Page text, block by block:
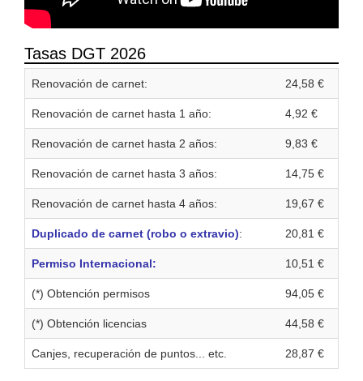
Tasas DGT 2026
Renovación de carnet: 24,58 €
Renovación de carnet hasta 1 año: 4,92 €
Renovación de carnet hasta 2 años: 9,83 €
Renovación de carnet hasta 3 años: 14,75 €
Renovación de carnet hasta 4 años: 19,67 €
Duplicado de carnet (robo o extravio): 20,81 €
Permiso Internacional: 10,51 €
(*) Obtención permisos 94,05 €
(*) Obtención licencias 44,58 €
Canjes, recuperación de puntos... etc. 28,87 €